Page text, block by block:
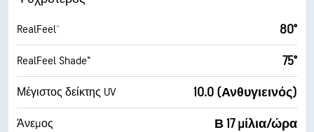
RealFeel® 80°
RealFeel Shade™ 75°
Μέγιστος δείκτης UV 10.0 (Ανθυγιεινός)
Άνεμος Β 17 μίλια/ώρα